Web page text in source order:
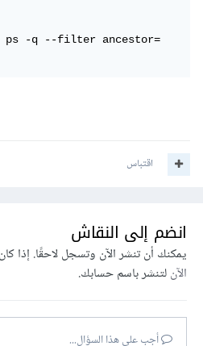
ps -q --filter ancestor=
اقتباس
انضم إلى النقاش
يمكنك أن تنشر الآن وتسجل لاحقًا. إذا
الآنلتنشر باسم حسابك.
أجب على هذا السؤال...